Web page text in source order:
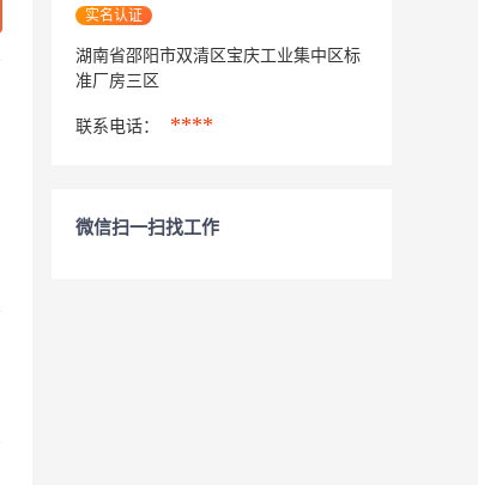
实名认证
湖南省邵阳市双清区宝庆工业集中区标
准厂房三区
联系电话： ****
微信扫一扫找工作